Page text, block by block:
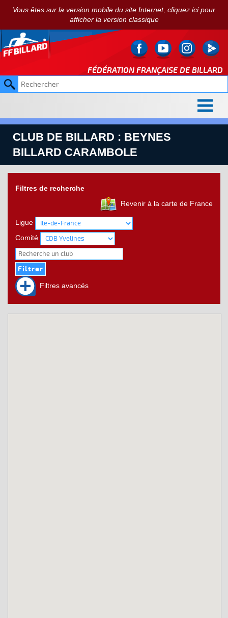
Vous êtes sur la version mobile du site Internet, cliquez ici pour
afficher la version classique
FÉDÉRATION FRANÇAISE DE BILLARD
CLUB DE BILLARD : BEYNES
BILLARD CARAMBOLE
Filtres de recherche
Revenir à la carte de France
Ligue
Comité
Filtres avancés